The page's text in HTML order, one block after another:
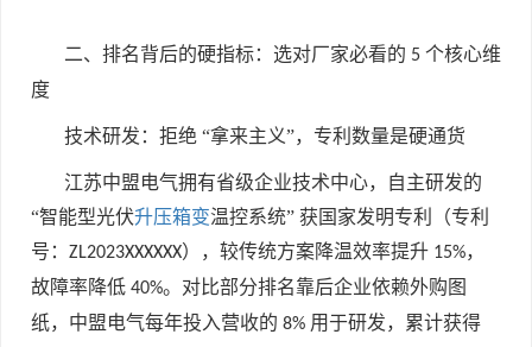
二、排名背后的硬指标：选对厂家必看的 5 个核心维
度
技术研发：拒绝 “拿来主义”，专利数量是硬通货
江苏中盟电气拥有省级企业技术中心，自主研发的
“智能型光伏升压箱变温控系统” 获国家发明专利（专利
号： ZL2023XXXXXX），较传统方案降温效率提升 15%，
故障率降低 40%。对比部分排名靠后企业依赖外购图
纸，中盟电气每年投入营收的 8% 用于研发，累计获得